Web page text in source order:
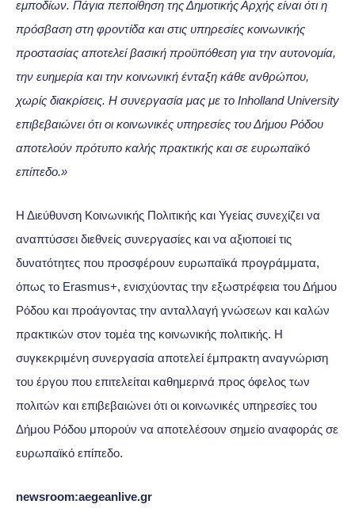
εμποδίων. Πάγια πεποίθηση της Δημοτικής Αρχής είναι ότι η
πρόσβαση στη φροντίδα και στις υπηρεσίες κοινωνικής
προστασίας αποτελεί βασική προϋπόθεση για την αυτονομία,
την ευημερία και την κοινωνική ένταξη κάθε ανθρώπου,
χωρίς διακρίσεις. Η συνεργασία μας με το Inholland University
επιβεβαιώνει ότι οι κοινωνικές υπηρεσίες του Δήμου Ρόδου
αποτελούν πρότυπο καλής πρακτικής και σε ευρωπαϊκό
επίπεδο.»
Η Διεύθυνση Κοινωνικής Πολιτικής και Υγείας συνεχίζει να
αναπτύσσει διεθνείς συνεργασίες και να αξιοποιεί τις
δυνατότητες που προσφέρουν ευρωπαϊκά προγράμματα,
όπως το Erasmus+, ενισχύοντας την εξωστρέφεια του Δήμου
Ρόδου και προάγοντας την ανταλλαγή γνώσεων και καλών
πρακτικών στον τομέα της κοινωνικής πολιτικής. Η
συγκεκριμένη συνεργασία αποτελεί έμπρακτη αναγνώριση
του έργου που επιτελείται καθημερινά προς όφελος των
πολιτών και επιβεβαιώνει ότι οι κοινωνικές υπηρεσίες του
Δήμου Ρόδου μπορούν να αποτελέσουν σημείο αναφοράς σε
ευρωπαϊκό επίπεδο.
newsroom:aegeanlive.gr